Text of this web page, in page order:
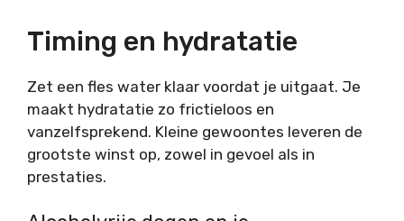
Timing en hydratatie
Zet een fles water klaar voordat je uitgaat. Je
maakt hydratatie zo frictieloos en
vanzelfsprekend. Kleine gewoontes leveren de
grootste winst op, zowel in gevoel als in
prestaties.